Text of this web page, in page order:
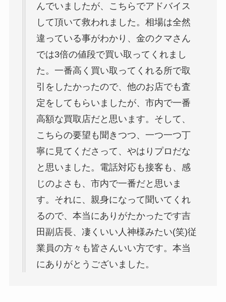
んでいましたが、こちらでアドバイス
して頂いて救われました。相場は全然
違っている事がわかり、金のクマさん
では3倍の値段で買い取ってくれまし
た。一番高く買い取ってくれる所で取
引をしたかったので、他のお店でも査
定をしてもらいましたが、市内で一番
高額な買取店だと思います。そして、
こちらの要望も聞きつつ、一つ一つ丁
寧に見てくださって、やはりプロだな
と思いました。電話対応も接客も、感
じのよさも、市内で一番だと思いま
す。それに、親身になって聞いてくれ
るので、本当にありがたかったです吉
田副店長、凄くいい人神様みたい(笑)従
業員の方々も皆さんいい方です。本当
にありがとうございました。